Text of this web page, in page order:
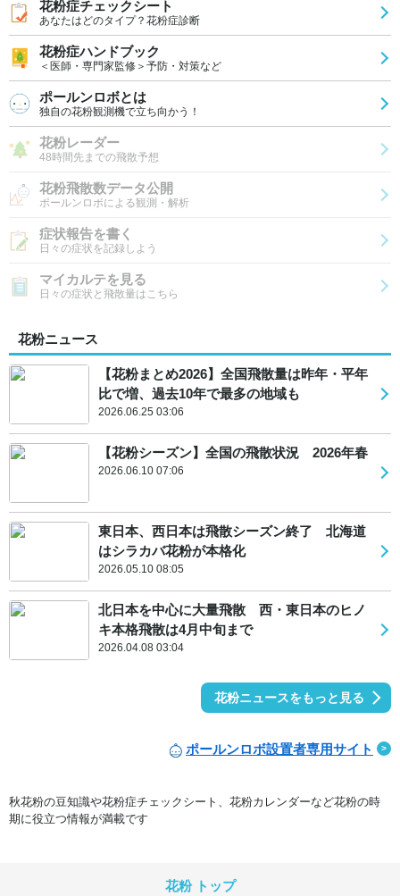
花粉症チェックシート
あなたはどのタイプ？花粉症診断
花粉症ハンドブック
＜医師・専門家監修＞予防・対策など
ポールンロボとは
独自の花粉観測機で立ち向かう！
花粉レーダー
48時間先までの飛散予想
花粉飛散数データ公開
ポールンロボによる観測・解析
症状報告を書く
日々の症状を記録しよう
マイカルテを見る
日々の症状と飛散量はこちら
花粉ニュース
【花粉まとめ2026】全国飛散量は昨年・平年
比で増、過去10年で最多の地域も
2026.06.25 03:06
【花粉シーズン】全国の飛散状況 2026年春
2026.06.10 07:06
東日本、西日本は飛散シーズン終了 北海道
はシラカバ花粉が本格化
2026.05.10 08:05
北日本を中心に大量飛散 西・東日本のヒノ
キ本格飛散は4月中旬まで
2026.04.08 03:04
花粉ニュースをもっと見る
ポールンロボ設置者専用サイト
秋花粉の豆知識や花粉症チェックシート、花粉カレンダーなど花粉の時
期に役立つ情報が満載です
花粉 トップ